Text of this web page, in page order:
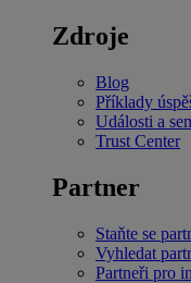
Zdroje
Blog
Příklady
Události a
Trust Center
Partner
Staňte se
Vyhledat
Partneři pro